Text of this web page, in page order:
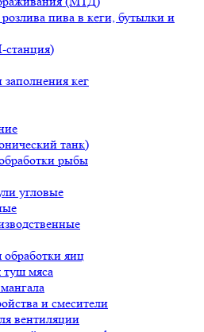
пива в кеги, бутылки и
кег
танк)
рыбы
угловые
яиц
туш мяса
и смесители
вентиляции